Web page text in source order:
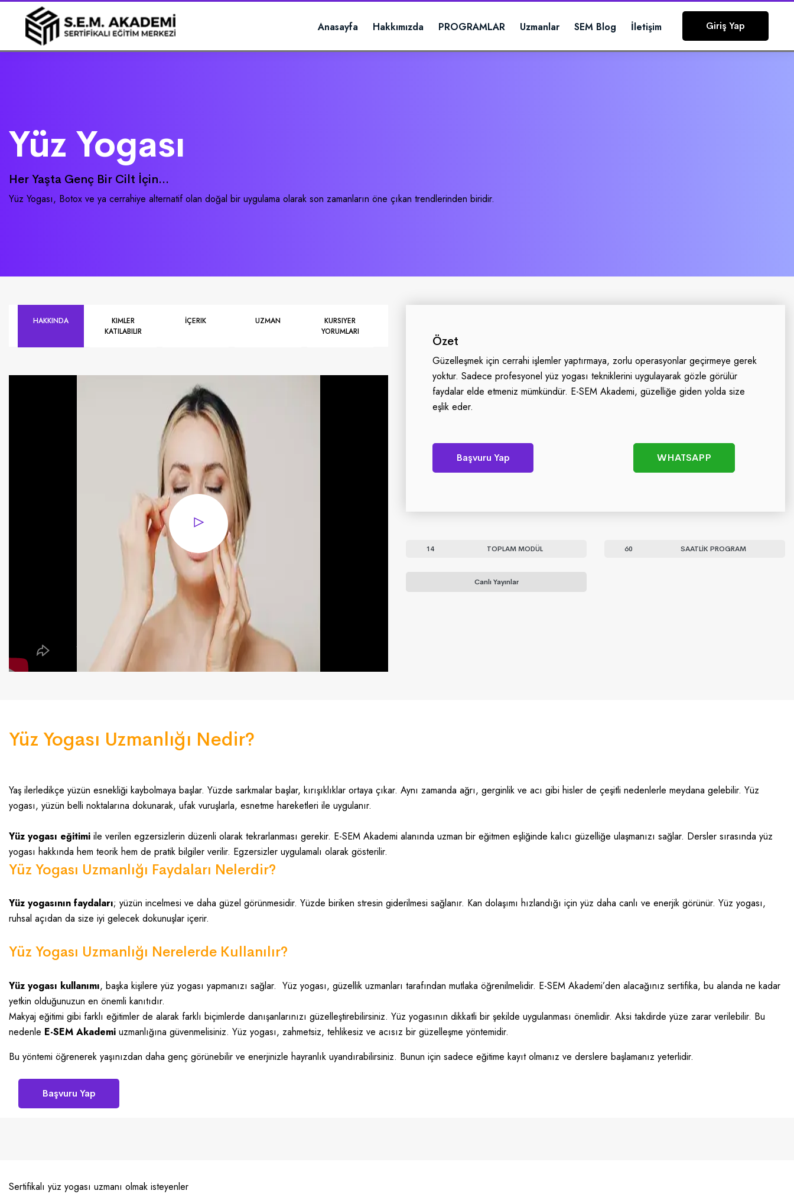
Anasayfa Hakkımızda PROGRAMLAR Uzmanlar SEM Blog İletişim Giriş Yap
Yüz Yogası
Her Yaşta Genç Bir Cilt İçin...
Yüz Yogası, Botox ve ya cerrahiye alternatif olan doğal bir uygulama olarak son zamanların öne çıkan trendlerinden biridir.
HAKKINDA
KIMLER
KATILABILIR
İÇERIK UZMAN
KURSIYER
YORUMLARI
Özet
Güzelleşmek için cerrahi işlemler yaptırmaya, zorlu operasyonlar geçirmeye gerek
yoktur. Sadece profesyonel yüz yogası tekniklerini uygulayarak gözle görülür
faydalar elde etmeniz mümkündür. E-SEM Akademi, güzelliğe giden yolda size
eşlik eder.
Başvuru Yap WHATSAPP
14 TOPLAM MODÜL 60 SAATLİK PROGRAM
Canlı Yayınlar
Yüz Yogası Uzmanlığı Nedir?
Yaş ilerledikçe yüzün esnekliği kaybolmaya başlar. Yüzde sarkmalar başlar, kırışıklıklar ortaya çıkar. Aynı zamanda ağrı, gerginlik ve acı gibi hisler de çeşitli nedenlerle meydana gelebilir. Yüz
yogası, yüzün belli noktalarına dokunarak, ufak vuruşlarla, esnetme hareketleri ile uygulanır.
Yüz yogası eğitimi ile verilen egzersizlerin düzenli olarak tekrarlanması gerekir. E-SEM Akademi alanında uzman bir eğitmen eşliğinde kalıcı güzelliğe ulaşmanızı sağlar. Dersler sırasında yüz
yogası hakkında hem teorik hem de pratik bilgiler verilir. Egzersizler uygulamalı olarak gösterilir.
Yüz Yogası Uzmanlığı Faydaları Nelerdir?
Yüz yogasının faydaları; yüzün incelmesi ve daha güzel görünmesidir. Yüzde biriken stresin giderilmesi sağlanır. Kan dolaşımı hızlandığı için yüz daha canlı ve enerjik görünür. Yüz yogası,
ruhsal açıdan da size iyi gelecek dokunuşlar içerir.
Yüz Yogası Uzmanlığı Nerelerde Kullanılır?
Yüz yogası kullanımı, başka kişilere yüz yogası yapmanızı sağlar. Yüz yogası, güzellik uzmanları tarafından mutlaka öğrenilmelidir. E-SEM Akademi’den alacağınız sertifika, bu alanda ne kadar
yetkin olduğunuzun en önemli kanıtıdır.
Makyaj eğitimi gibi farklı eğitimler de alarak farklı biçimlerde danışanlarınızı güzelleştirebilirsiniz. Yüz yogasının dikkatli bir şekilde uygulanması önemlidir. Aksi takdirde yüze zarar verilebilir. Bu
nedenle E-SEM Akademi uzmanlığına güvenmelisiniz. Yüz yogası, zahmetsiz, tehlikesiz ve acısız bir güzelleşme yöntemidir.
Bu yöntemi öğrenerek yaşınızdan daha genç görünebilir ve enerjinizle hayranlık uyandırabilirsiniz. Bunun için sadece eğitime kayıt olmanız ve derslere başlamanız yeterlidir.
Başvuru Yap
Sertifikalı yüz yogası uzmanı olmak isteyenler